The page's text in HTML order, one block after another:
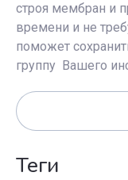
строя мембран и
времени и не
поможет
группу Вашего
теги